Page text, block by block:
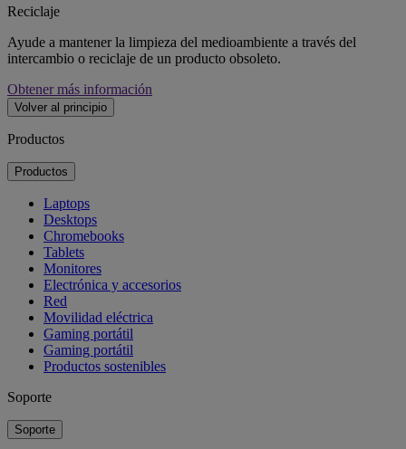
Reciclaje
Ayude a mantener la limpieza del medioambiente a través del
intercambio o reciclaje de un producto obsoleto.
Obtener más información
Volver al principio
Productos
Productos
Laptops
Desktops
Chromebooks
Tablets
Monitores
Electrónica y accesorios
Red
Movilidad eléctrica
Gaming portátil
Gaming portátil
Productos sostenibles
Soporte
Soporte